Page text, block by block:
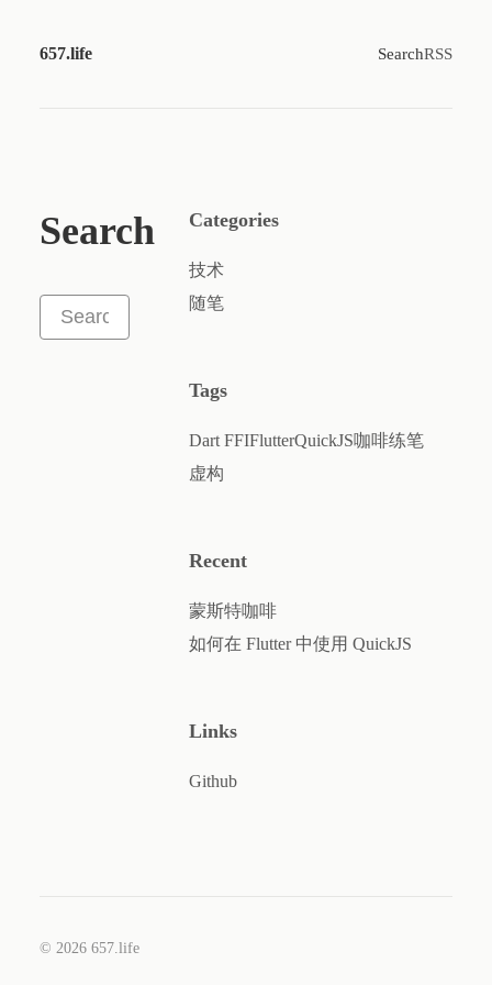
657.life SearchRSS
Search Categories
技术
随笔
Tags
Dart FFIFlutterQuickJS咖啡练笔
虚构
Recent
蒙斯特咖啡
如何在 Flutter 中使用 QuickJS
Links
Github
© 2026 657.life